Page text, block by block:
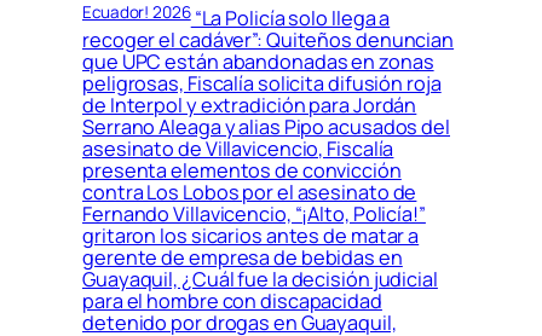
Ecuador! 2026“La Policía solo llega a
recoger el cadáver”: Quiteños denuncian
que UPC están abandonadas en zonas
peligrosas, Fiscalía solicita difusión roja
de Interpol y extradición para Jordán
Serrano Aleaga y alias Pipo acusados del
asesinato de Villavicencio, Fiscalía
presenta elementos de convicción
contra Los Lobos por el asesinato de
Fernando Villavicencio, “¡Alto, Policía!”
gritaron los sicarios antes de matar a
gerente de empresa de bebidas en
Guayaquil, ¿Cuál fue la decisión judicial
para el hombre con discapacidad
detenido por drogas en Guayaquil,